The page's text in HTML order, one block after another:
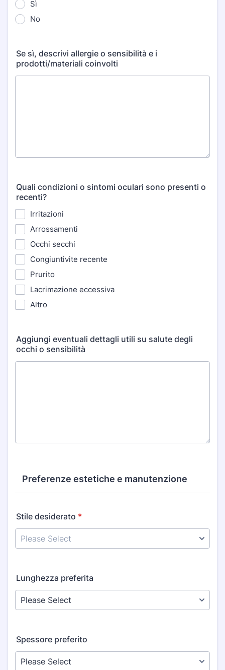
Sì
No
Se sì, descrivi allergie o sensibilità e i
prodotti/materiali coinvolti
Quali condizioni o sintomi oculari sono presenti o
recenti?
Irritazioni
Arrossamenti
Occhi secchi
Congiuntivite recente
Prurito
Lacrimazione eccessiva
Altro
Aggiungi eventuali dettagli utili su salute degli
occhi o sensibilità
Preferenze estetiche e manutenzione
Stile desiderato *
Lunghezza preferita
Spessore preferito